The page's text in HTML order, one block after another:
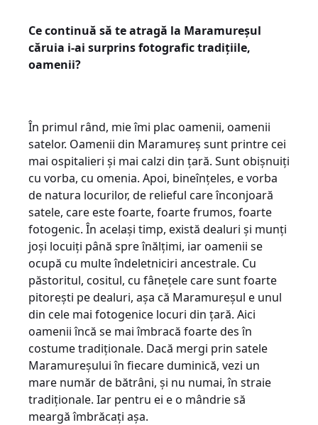
Ce continuă să te atragă la Maramureșul
căruia i-ai surprins fotografic tradițiile,
oamenii?
În primul rând, mie îmi plac oamenii, oamenii
satelor. Oamenii din Maramureș sunt printre cei
mai ospitalieri și mai calzi din țară. Sunt obișnuiți
cu vorba, cu omenia. Apoi, bineînțeles, e vorba
de natura locurilor, de relieful care înconjoară
satele, care este foarte, foarte frumos, foarte
fotogenic. În același timp, există dealuri și munți
joși locuiți până spre înălțimi, iar oamenii se
ocupă cu multe îndeletniciri ancestrale. Cu
păstoritul, cositul, cu fânețele care sunt foarte
pitorești pe dealuri, așa că Maramureșul e unul
din cele mai fotogenice locuri din țară. Aici
oamenii încă se mai îmbracă foarte des în
costume tradiționale. Dacă mergi prin satele
Maramureșului în fiecare duminică, vezi un
mare număr de bătrâni, și nu numai, în straie
tradiționale. Iar pentru ei e o mândrie să
meargă îmbrăcați așa.